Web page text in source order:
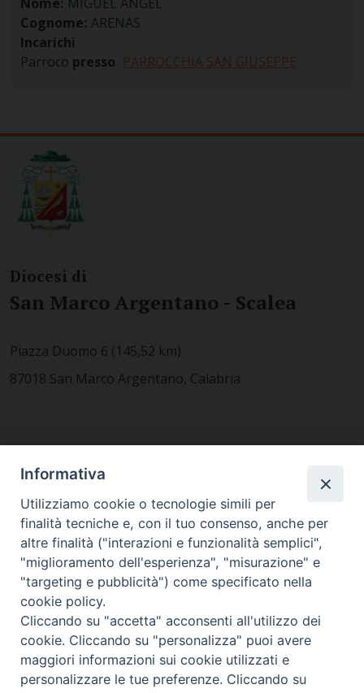
Nome: MIGUEL ANGEL
Cognome: ARENAS
Incarichi
Parroco presso PARROCCHIA SAN GIUSEPPE
Diocesi di
San Marco Argentano - Scalea
Piazza Duomo 6 (145,52 km)
87018 San Marco Argentano, Calabria
MODULISTICA
WEBMAIL
RENDICONTO 8X1000
Informativa
Utilizziamo cookie o tecnologie simili per
finalità tecniche e, con il tuo consenso, anche per
altre finalità ("interazioni e funzionalità semplici",
"miglioramento dell'esperienza", "misurazione" e
"targeting e pubblicità") come specificato nella
cookie policy.
Cliccando su "accetta" acconsenti all'utilizzo dei
cookie. Cliccando su "personalizza" puoi avere
maggiori informazioni sui cookie utilizzati e
personalizzare le tue preferenze. Cliccando su